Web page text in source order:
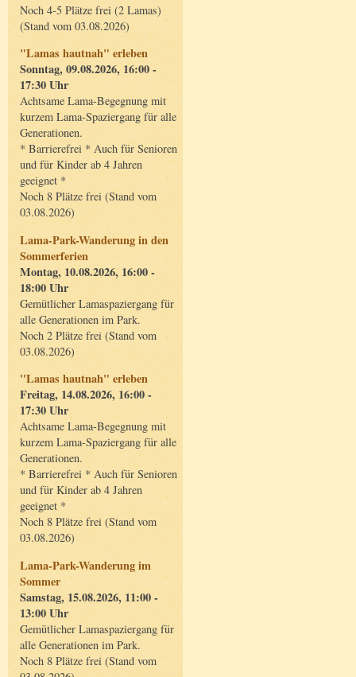
Noch 4-5 Plätze frei (2 Lamas)
(Stand vom 03.08.2026)
"Lamas hautnah" erleben
Sonntag, 09.08.2026, 16:00 -
17:30 Uhr
Achtsame Lama-Begegnung mit
kurzem Lama-Spaziergang für alle
Generationen.
* Barrierefrei * Auch für Senioren
und für Kinder ab 4 Jahren
geeignet *
Noch 8 Plätze frei (Stand vom
03.08.2026)
Lama-Park-Wanderung in den
Sommerferien
Montag, 10.08.2026, 16:00 -
18:00 Uhr
Gemütlicher Lamaspaziergang für
alle Generationen im Park.
Noch 2 Plätze frei (Stand vom
03.08.2026)
"Lamas hautnah" erleben
Freitag, 14.08.2026, 16:00 -
17:30 Uhr
Achtsame Lama-Begegnung mit
kurzem Lama-Spaziergang für alle
Generationen.
* Barrierefrei * Auch für Senioren
und für Kinder ab 4 Jahren
geeignet *
Noch 8 Plätze frei (Stand vom
03.08.2026)
Lama-Park-Wanderung im
Sommer
Samstag, 15.08.2026, 11:00 -
13:00 Uhr
Gemütlicher Lamaspaziergang für
alle Generationen im Park.
Noch 8 Plätze frei (Stand vom